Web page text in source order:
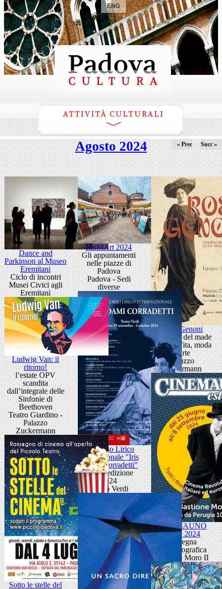
ENG
ATTIVITÀ CULTURALI
Agosto 2024 « Prec Succ »
Dance and
Parkinson al Museo
Eremitani
Ciclo di incontri
Musei Civici agli
Eremitani
MoMArt 2024
Gli appuntamenti
nelle piazze di
Padova
Padova - Sedi
diverse
Rosa Genoni
L'artefice del made
in Italy. Vita, moda
e arte
Palazzo
Zuckermann
Concorso Lirico
Internazionale "Iris
Adami Corradetti"
XXXI edizione
2024
Teatro Verdi
Ludwig Van: il
ritorno!
l’estate OPV
scandita
dall’integrale delle
Sinfonie di
Beethoven
Teatro Giardino -
Palazzo
Zuckermann
CINEMAUNO
Estate 2024
Rassegna
cinematografica
Bastione Moro II
Sotto le stelle del